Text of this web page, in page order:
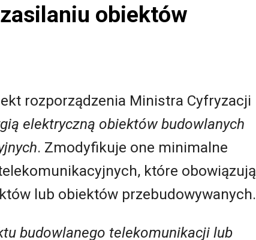
obiektów
rozporządzenia Ministra Cyfryzacji
elektryczną obiektów budowlanych
. Zmodyfikuje one minimalne
które obowiązują
lub obiektów przebudowywanych.
budowlanego telekomunikacji lub